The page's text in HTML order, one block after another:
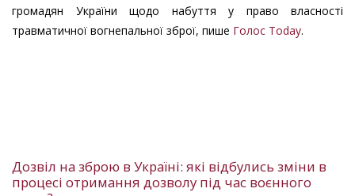
громадян України щодо набуття у право власності
травматичної вогнепальної зброї, пише Голос Today.
Дозвіл на зброю в Україні: які відбулись зміни в
процесі отримання дозволу під час воєнного